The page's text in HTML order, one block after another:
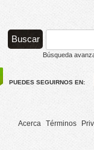
Búsqueda
PUEDES SEGUIRNOS EN:
Acerca Términos